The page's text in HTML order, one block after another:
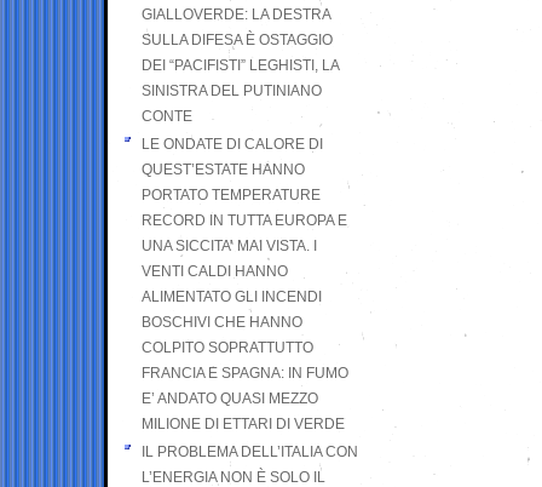
GIALLOVERDE: LA DESTRA
SULLA DIFESA È OSTAGGIO
DEI “PACIFISTI” LEGHISTI, LA
SINISTRA DEL PUTINIANO
CONTE
LE ONDATE DI CALORE DI
QUEST’ESTATE HANNO
PORTATO TEMPERATURE
RECORD IN TUTTA EUROPA E
UNA SICCITA’ MAI VISTA. I
VENTI CALDI HANNO
ALIMENTATO GLI INCENDI
BOSCHIVI CHE HANNO
COLPITO SOPRATTUTTO
FRANCIA E SPAGNA: IN FUMO
E’ ANDATO QUASI MEZZO
MILIONE DI ETTARI DI VERDE
IL PROBLEMA DELL’ITALIA CON
L’ENERGIA NON È SOLO IL